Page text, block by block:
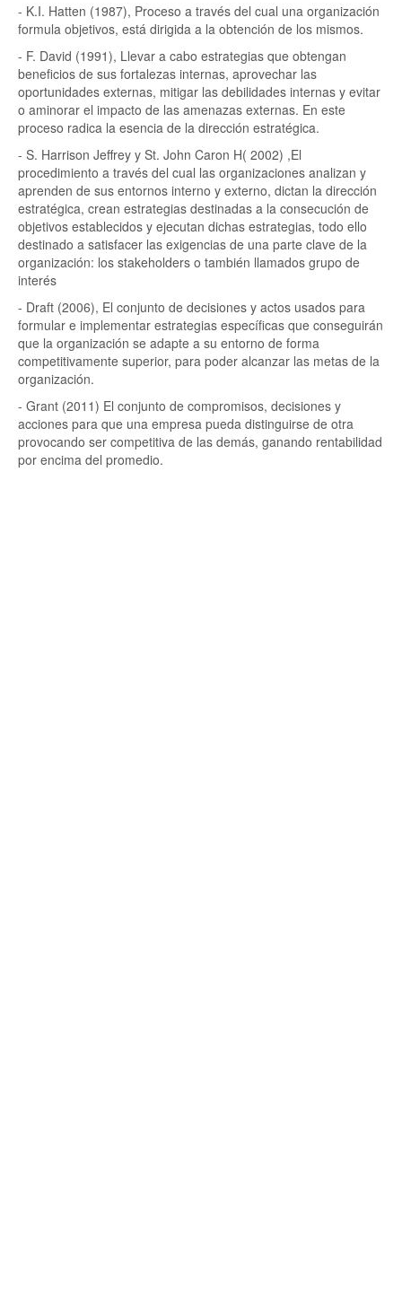
- K.I. Hatten (1987), Proceso a través del cual una organización
formula objetivos, está dirigida a la obtención de los mismos.
- F. David (1991), Llevar a cabo estrategias que obtengan
beneficios de sus fortalezas internas, aprovechar las
oportunidades externas, mitigar las debilidades internas y evitar
o aminorar el impacto de las amenazas externas. En este
proceso radica la esencia de la dirección estratégica.
- S. Harrison Jeffrey y St. John Caron H( 2002) ,El
procedimiento a través del cual las organizaciones analizan y
aprenden de sus entornos interno y externo, dictan la dirección
estratégica, crean estrategias destinadas a la consecución de
objetivos establecidos y ejecutan dichas estrategias, todo ello
destinado a satisfacer las exigencias de una parte clave de la
organización: los stakeholders o también llamados grupo de
interés
- Draft (2006), El conjunto de decisiones y actos usados para
formular e implementar estrategias específicas que conseguirán
que la organización se adapte a su entorno de forma
competitivamente superior, para poder alcanzar las metas de la
organización.
- Grant (2011) El conjunto de compromisos, decisiones y
acciones para que una empresa pueda distinguirse de otra
provocando ser competitiva de las demás, ganando rentabilidad
por encima del promedio.